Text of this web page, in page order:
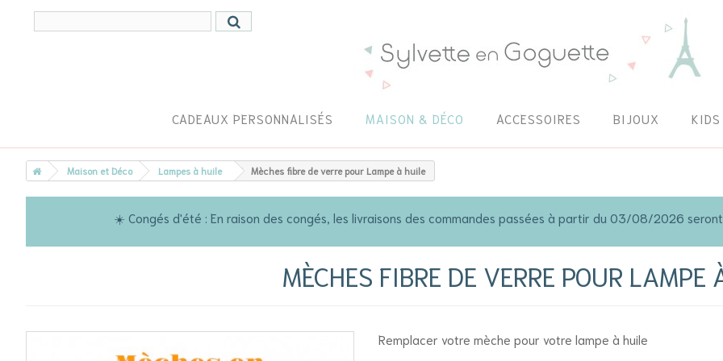
CADEAUX PERSONNALISÉS MAISON & DÉCO ACCESSOIRES BIJOUX
Maison et Déco Lampes à huile Mèches fibre de verre pour Lampe à huile
☀️ Congés d'été : En raison des congés, les livraisons des commandes passées à partir du 03/08/2026
MÈCHES FIBRE DE VERRE POUR LAMPE
Remplacer votre mèche pour votre lampe à huile